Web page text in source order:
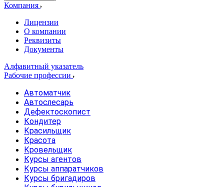
Компания
Лицензии
О компании
Реквизиты
Документы
Алфавитный указатель
Рабочие профессии
Автоматчик
Автослесарь
Дефектоскопист
Кондитер
Красильщик
Красота
Кровельщик
Курсы агентов
Курсы аппаратчиков
Курсы бригадиров